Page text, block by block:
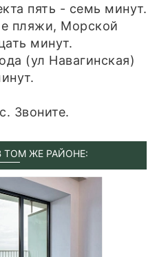
пять - семь минут.
пляжи, Морской
минут.
(ул Навагинская)
Звоните.
ТОМ ЖЕ РАЙОНЕ: